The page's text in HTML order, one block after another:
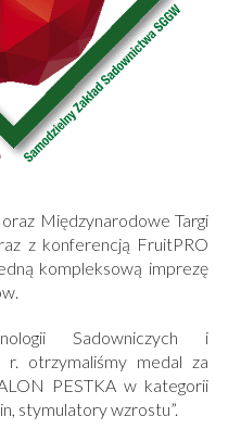
Międzynarodowe Targi
z konferencją FruitPRO
kompleksową imprezę
Sadowniczych i
r. otrzymaliśmy medal za
PESTKA w kategorii
stymulatory wzrostu”.